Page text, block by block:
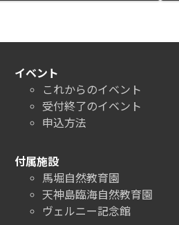
イベント
これからのイベント
受付終了のイベント
申込方法
付属施設
馬堀自然教育園
天神島臨海自然教育園
ヴェルニー記念館